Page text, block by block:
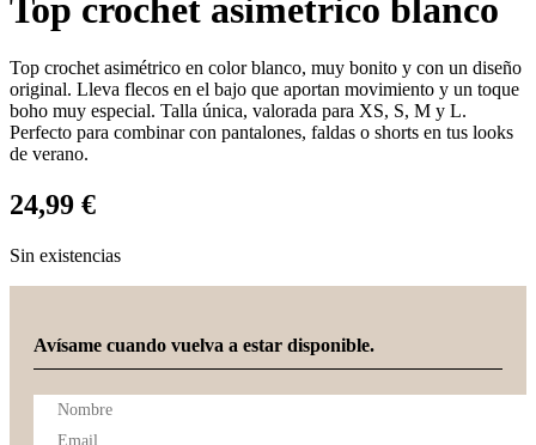
Top crochet asimetrico blanco
Top crochet asimétrico en color blanco, muy bonito y con un diseño
original. Lleva flecos en el bajo que aportan movimiento y un toque
boho muy especial. Talla única, valorada para XS, S, M y L.
Perfecto para combinar con pantalones, faldas o shorts en tus looks
de verano.
24,99 €
Sin existencias
Avísame cuando vuelva a estar disponible.